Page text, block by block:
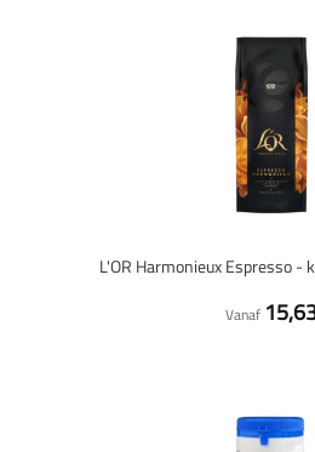
L'OR Harmonieux Espresso -
Vanaf